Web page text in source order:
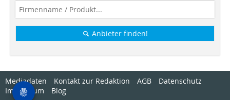
Anbieter finden!
Mediadaten Kontakt zur Redaktion AGB
Datenschutz
Impressum
Blog